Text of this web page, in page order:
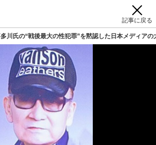
記事に戻る
川氏の“戦後最大の性犯罪”を黙認した日本メディアの